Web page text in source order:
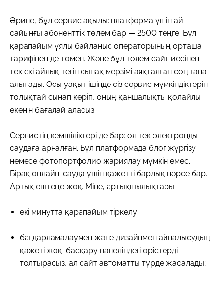
Әрине, бұл сервис ақылы: платформа үшін ай
сайынғы абоненттік төлем бар — 2500 теңге. Бұл
қарапайым ұялы байланыс операторының орташа
тарифінен де төмен. Және бұл төлем сайт иесінен
тек екі айлық тегін сынақ мерзімі аяқталған соң ғана
алынады. Осы уақыт ішінде сіз сервис мүмкіндіктерін
толықтай сынап көріп, оның қаншалықты қолайлы
екенін бағалай аласыз.
Сервистің кемшіліктері де бар: ол тек электронды
саудаға арналған. Бұл платформада блог жүргізу
немесе фотопортфолио жариялау мүмкін емес.
Бірақ онлайн-сауда үшін қажетті барлық нәрсе бар.
Артық ештеңе жоқ. Міне, артықшылықтары:
екі минутта қарапайым тіркелу;
бағдарламалаумен және дизайнмен айналысудың
қажеті жоқ: басқару панеліндегі өрістерді
толтырасыз, ал сайт автоматты түрде жасалады;